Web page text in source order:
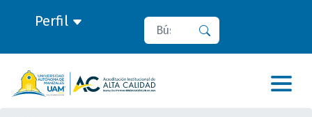
Perfil Buscar